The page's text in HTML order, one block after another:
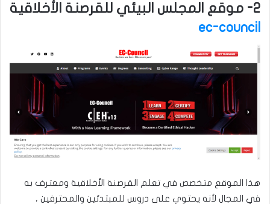
2- موقع المجلس البيئي للقرصنة الأخلاقية
ec-council
هذا الموقع متخصص في تعلم القرصنة الأخلاقية ومعترف به
في المجال لأنه يحتوي على دروس للمبتدئين والمحترفين ،